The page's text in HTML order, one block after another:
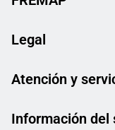
Legal
Atención y
Información del